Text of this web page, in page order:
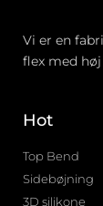
Vi er en
flex med
Hot
Top Bend
Sidebøjning
3D silikone